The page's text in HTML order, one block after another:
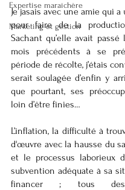
Expertise maraîchère
Marketing et gestion
Je jasais avec une amie qui
pour faire de la
Sachant qu’elle avait passé
mois précédents à se
période de récolte, j’étais
serait soulagée d’enfin y
que pourtant, ses
loin d’être finies…
L’inflation, la difficulté à
d'œuvre avec la hausse du
et le processus laborieux
subvention adéquate à sa
financer ; tous des